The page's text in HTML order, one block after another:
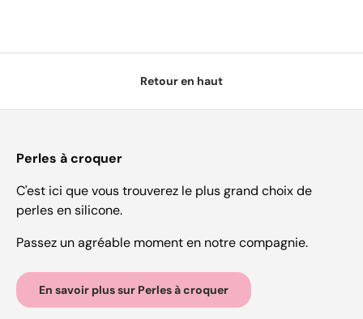
Retour en haut
Perles à croquer
C'est ici que vous trouverez le plus grand choix de
perles en silicone.
Passez un agréable moment en notre compagnie.
En savoir plus sur Perles à croquer